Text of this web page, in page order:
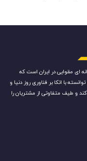
ای مقوایی در ایران است که
این سال ها توانسته با اتکا بر فناوری روز دنیا و
و طیف متفاوتی از مشتریان را